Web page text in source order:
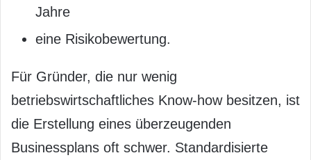
Jahre
eine Risikobewertung.
Für Gründer, die nur wenig
betriebswirtschaftliches Know-how besitzen, ist
die Erstellung eines überzeugenden
Businessplans oft schwer. Standardisierte